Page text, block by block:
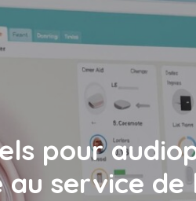
pour
service de